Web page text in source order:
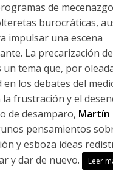
de
burocráticas,
impulsar una escena
La precarización
tema que, por
en los debates del
la frustración y el
de desamparo, Martín
pensamientos
y esboza ideas
y dar de nuevo.
Leer